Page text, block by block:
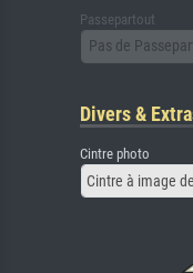
Passepartout
Pas de
Divers &
Cintre photo
Cintre à image